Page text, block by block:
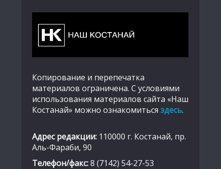
Копирование и перепечатка
материалов ограничена. С условиями
использования материалов сайта «Наш
Костанай» можно ознакомиться здесь.
Адрес редакции: 110000 г. Костанай, пр.
Аль-Фараби, 90
Телефон/факс:8 (7142) 54-27-53